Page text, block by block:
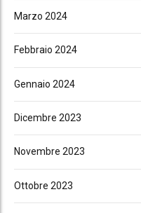
Marzo 2024
Febbraio 2024
Gennaio 2024
Dicembre 2023
Novembre 2023
Ottobre 2023